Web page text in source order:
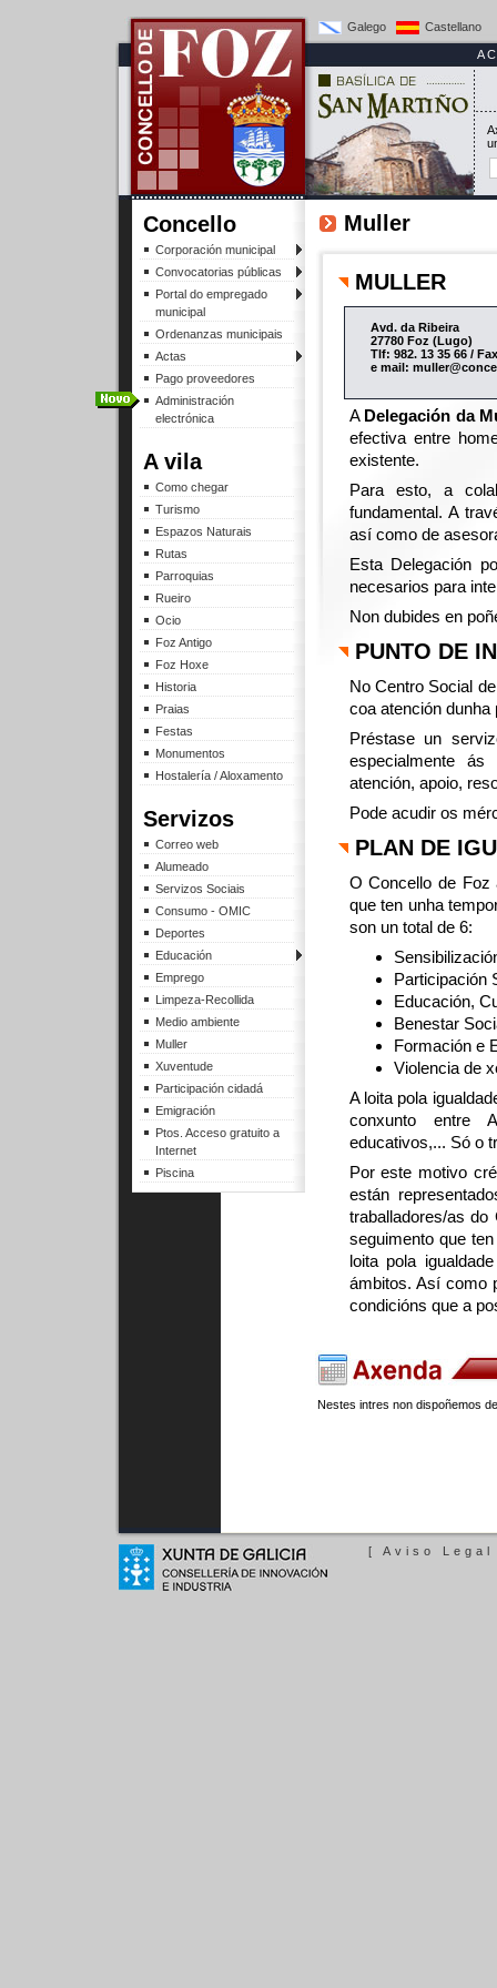
Galego Castellano
Concello
Corporación municipal
Convocatorias públicas
Portal do empregado
municipal
Ordenanzas municipais
Actas
Pago proveedores
Administración
electrónica
A vila
Como chegar
Turismo
Espazos Naturais
Rutas
Parroquias
Rueiro
Ocio
Foz Antigo
Foz Hoxe
Historia
Praias
Festas
Monumentos
Hostalería / Aloxamento
Servizos
Correo web
Alumeado
Servizos Sociais
Consumo - OMIC
Deportes
Educación
Emprego
Limpeza-Recollida
Medio ambiente
Muller
Xuventude
Participación cidadá
Emigración
Ptos. Acceso gratuito a
Internet
Piscina
Muller
MULLER
Avd. da Ribeira
27780 Foz (Lugo)
Tlf: 982. 13 35 66 /
e mail:
A Delegación da
efectiva entre
existente.
Para esto, a
fundamental. A
así como de
Esta Delegación
necesarios para
Non dubides en
PUNTO DE
No Centro Social
coa atención dunha
Préstase un
especialmente ás
atención, apoio,
Pode acudir os
PLAN DE
O Concello de
que ten unha
son un total de 6:
Participación
Educación,
Benestar
Formación e
Violencia de
A loita pola
conxunto entre
educativos,... Só o
Por este motivo
están
traballadores/as
seguimento que
loita pola
ámbitos. Así como
condicións que a
Nestes intres non dispoñemos
[ Aviso